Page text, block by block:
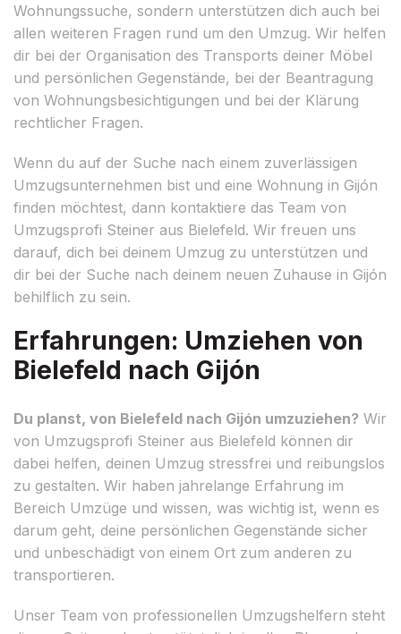
Wohnungssuche, sondern unterstützen dich auch bei
allen weiteren Fragen rund um den Umzug. Wir helfen
dir bei der Organisation des Transports deiner Möbel
und persönlichen Gegenstände, bei der Beantragung
von Wohnungsbesichtigungen und bei der Klärung
rechtlicher Fragen.
Wenn du auf der Suche nach einem zuverlässigen
Umzugsunternehmen bist und eine Wohnung in Gijón
finden möchtest, dann kontaktiere das Team von
Umzugsprofi Steiner aus Bielefeld. Wir freuen uns
darauf, dich bei deinem Umzug zu unterstützen und
dir bei der Suche nach deinem neuen Zuhause in Gijón
behilflich zu sein.
Erfahrungen: Umziehen von
Bielefeld nach Gijón
Du planst, von Bielefeld nach Gijón umzuziehen? Wir
von Umzugsprofi Steiner aus Bielefeld können dir
dabei helfen, deinen Umzug stressfrei und reibungslos
zu gestalten. Wir haben jahrelange Erfahrung im
Bereich Umzüge und wissen, was wichtig ist, wenn es
darum geht, deine persönlichen Gegenstände sicher
und unbeschädigt von einem Ort zum anderen zu
transportieren.
Unser Team von professionellen Umzugshelfern steht